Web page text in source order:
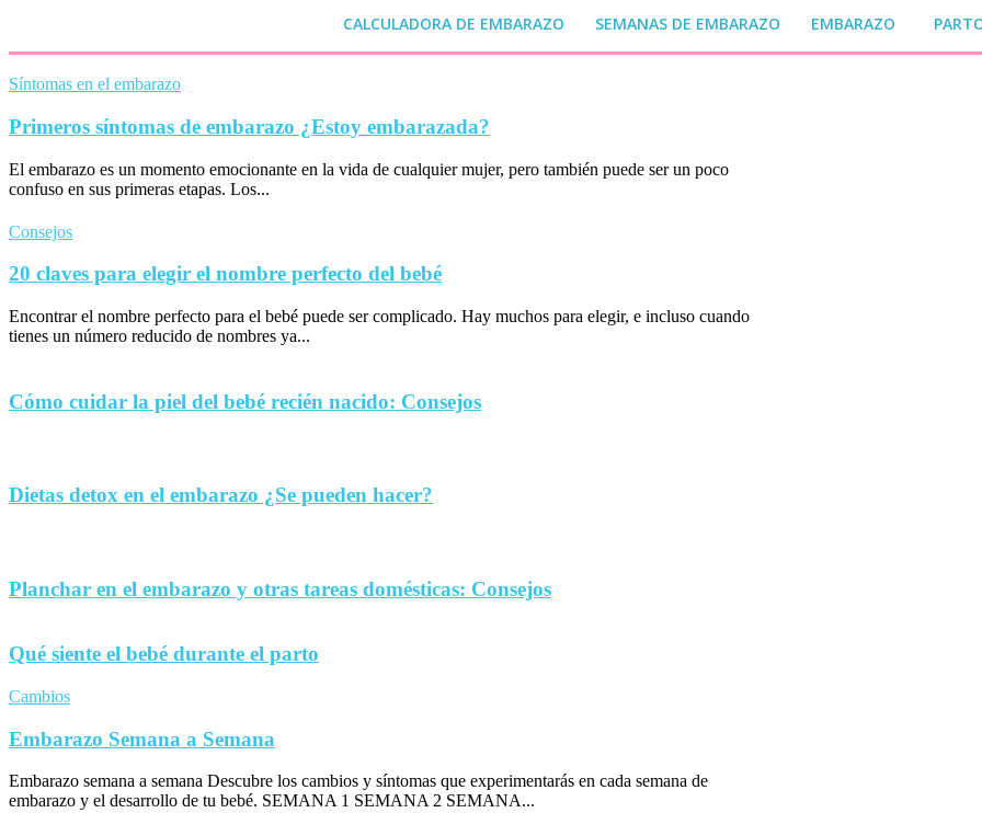
CALCULADORA DE EMBARAZO SEMANAS DE EMBARAZO EMBARAZO
Síntomas en el embarazo
Primeros síntomas de embarazo ¿Estoy embarazada?
El embarazo es un momento emocionante en la vida de cualquier mujer, pero también puede ser un poco
confuso en sus primeras etapas. Los...
Consejos
20 claves para elegir el nombre perfecto del bebé
Encontrar el nombre perfecto para el bebé puede ser complicado. Hay muchos para elegir, e incluso cuando
tienes un número reducido de nombres ya...
Cómo cuidar la piel del bebé recién nacido: Consejos
Dietas detox en el embarazo ¿Se pueden hacer?
Planchar en el embarazo y otras tareas domésticas: Consejos
Qué siente el bebé durante el parto
Cambios
Embarazo Semana a Semana
Embarazo semana a semana Descubre los cambios y síntomas que experimentarás en cada semana de
embarazo y el desarrollo de tu bebé. SEMANA 1 SEMANA 2 SEMANA...